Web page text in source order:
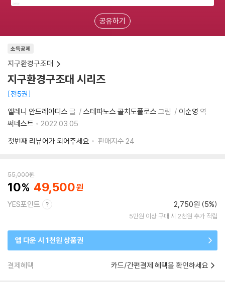
공유하기
소득공제
지구환경구조대
지구환경구조대 시리즈
전5권
엘레니 안드레아디스 글 스테파노스 콜치도풀로스 그림 이순영 역
써네스트
2022.03.05.
첫번째 리뷰어가 되어주세요
판매지수 24
55,000원
10 49,500
YES포인트 2,750원 (5%)
5만원 이상 구매 시 2천원 추가 적립
앱 다운 시 1천원 상품권
결제혜택 카드/간편결제 혜택을 확인하세요